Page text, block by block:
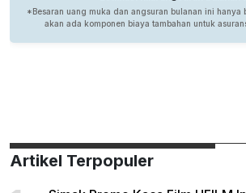
Artikel Terpopuler